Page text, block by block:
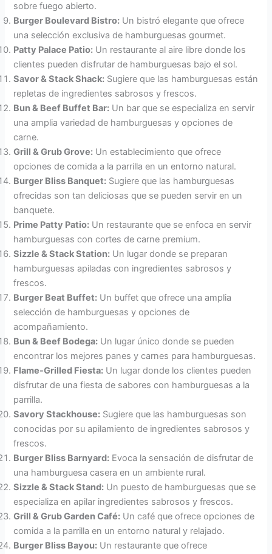
sobre fuego abierto.
Burger Boulevard Bistro: Un bistró elegante que ofrece
una selección exclusiva de hamburguesas gourmet.
Patty Palace Patio: Un restaurante al aire libre donde los
clientes pueden disfrutar de hamburguesas bajo el sol.
Savor & Stack Shack: Sugiere que las hamburguesas están
repletas de ingredientes sabrosos y frescos.
Bun & Beef Buffet Bar: Un bar que se especializa en servir
una amplia variedad de hamburguesas y opciones de
carne.
Grill & Grub Grove: Un establecimiento que ofrece
opciones de comida a la parrilla en un entorno natural.
Burger Bliss Banquet: Sugiere que las hamburguesas
ofrecidas son tan deliciosas que se pueden servir en un
banquete.
Prime Patty Patio: Un restaurante que se enfoca en servir
hamburguesas con cortes de carne premium.
Sizzle & Stack Station: Un lugar donde se preparan
hamburguesas apiladas con ingredientes sabrosos y
frescos.
Burger Beat Buffet: Un buffet que ofrece una amplia
selección de hamburguesas y opciones de
acompañamiento.
Bun & Beef Bodega: Un lugar único donde se pueden
encontrar los mejores panes y carnes para hamburguesas.
Flame-Grilled Fiesta: Un lugar donde los clientes pueden
disfrutar de una fiesta de sabores con hamburguesas a la
parrilla.
Savory Stackhouse: Sugiere que las hamburguesas son
conocidas por su apilamiento de ingredientes sabrosos y
frescos.
Burger Bliss Barnyard: Evoca la sensación de disfrutar de
una hamburguesa casera en un ambiente rural.
Sizzle & Stack Stand: Un puesto de hamburguesas que se
especializa en apilar ingredientes sabrosos y frescos.
Grill & Grub Garden Café: Un café que ofrece opciones de
comida a la parrilla en un entorno natural y relajado.
Burger Bliss Bayou: Un restaurante que ofrece